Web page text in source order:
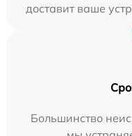
доставит ваше
Большинство